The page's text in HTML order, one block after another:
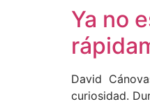
Ya no
David
curiosidad.